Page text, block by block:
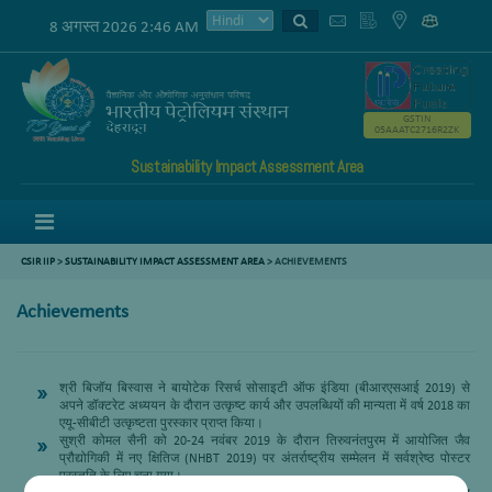
8 अगस्त 2026 2:46 AM
Sustainability Impact Assessment Area
GSTIN
05AAATC2716R2ZK
CSIR IIP>SUSTAINABILITY IMPACT ASSESSMENT AREA>ACHIEVEMENTS
Achievements
श्री बिजॉय बिस्वास ने बायोटेक रिसर्च सोसाइटी ऑफ इंडिया (बीआरएसआई 2019) से
अपने डॉक्टरेट अध्ययन के दौरान उत्कृष्ट कार्य और उपलब्धियों की मान्यता में वर्ष 2018 का
एयू-सीबीटी उत्कृष्टता पुरस्कार प्राप्त किया।
सुश्री कोमल सैनी को 20-24 नवंबर 2019 के दौरान तिरुवनंतपुरम में आयोजित जैव
प्रौद्योगिकी में नए क्षितिज (NHBT 2019) पर अंतर्राष्ट्रीय सम्मेलन में सर्वश्रेष्ठ पोस्टर
प्रस्तुति के लिए चुना गया।